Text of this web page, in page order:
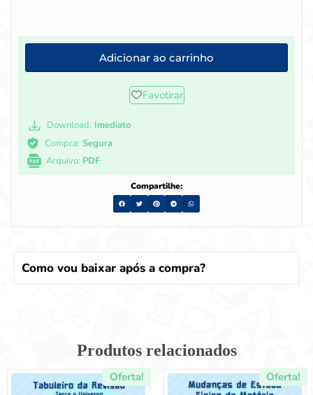
Adicionar ao carrinho
Favotirar
Download: Imediato
Compra: Segura
Arquivo: PDF
Compartilhe:
Como vou baixar após a compra?
Produtos relacionados
Oferta! Oferta!